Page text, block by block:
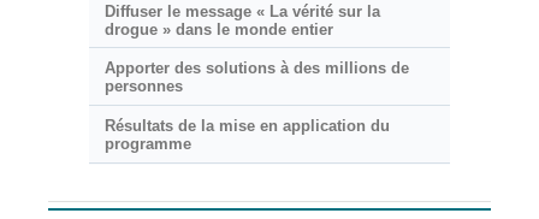
Diffuser le message « La vérité sur la
drogue » dans le monde entier
Apporter des solutions à des millions de
personnes
Résultats de la mise en application du
programme